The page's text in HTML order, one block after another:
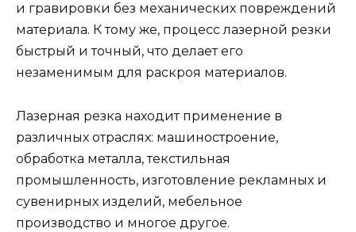
и гравировки без механических повреждений
материала. К тому же, процесс лазерной резки
быстрый и точный, что делает его
незаменимым для раскроя материалов.
Лазерная резка находит применение в
различных отраслях: машиностроение,
обработка металла, текстильная
промышленность, изготовление рекламных и
сувенирных изделий, мебельное
производство и многое другое.